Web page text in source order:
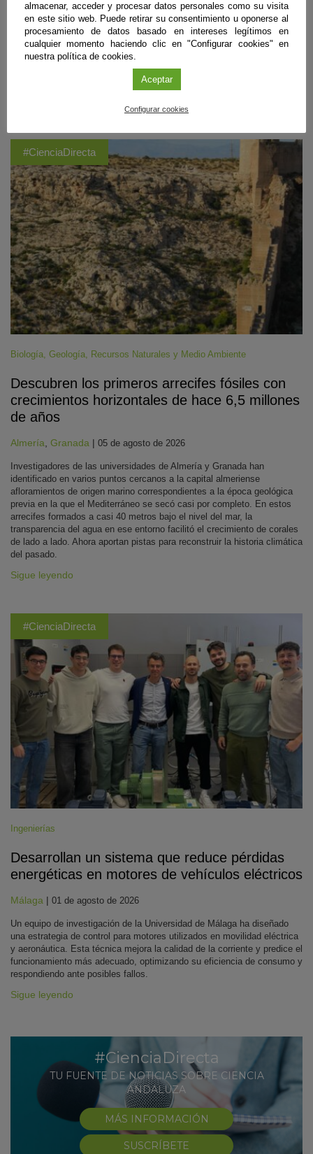
Andalucía se observará de forma parcial, y aunque el Sol no esté
totalmente oculto, los expertos recomiendan protección ocular con
gafas homologadas, evitar trucos caseros y poco efectivos como gafas
de sol convencionales, radiografías, CD o cristales ahumados, ir
debidamente equipados con agua y ropa de abrigo, así como escoger
lugares abiertos y seguros, siempre mirando al horizonte occidental
#CienciaDirecta
Biología, Geología, Recursos Naturales y Medio Ambiente
Descubren los primeros arrecifes fósiles con
crecimientos horizontales de hace 6,5 millones
de años
Almería Granada | 05 de agosto de 2026
Investigadores de las universidades de Almería y Granada han
identificado en varios puntos cercanos a la capital almeriense
afloramientos de origen marino correspondientes a la época geológica
previa en la que el Mediterráneo se secó casi por completo. En estos
arrecifes formados a casi 40 metros bajo el nivel del mar, la
transparencia del agua en ese entorno facilitó el crecimiento de corales
de lado a lado. Ahora aportan pistas para reconstruir la historia climática
del pasado.
Sigue leyendo
#CienciaDirecta
Ingenierías
Desarrollan un sistema que reduce pérdidas
energéticas en motores de vehículos eléctricos
Málaga | 01 de agosto de 2026
Un equipo de investigación de la Universidad de Málaga ha diseñado
una estrategia de control para motores utilizados en movilidad eléctrica
y aeronáutica. Esta técnica mejora la calidad de la corriente y predice el
funcionamiento más adecuado, optimizando su eficiencia de consumo y
respondiendo ante posibles fallos.
Sigue leyendo
#CienciaDirecta
TU FUENTE DE NOTICIAS SOBRE CIENCIA
ANDALUZA
MÁS INFORMACIÓN
SUSCRÍBETE
almacenar, acceder y procesar datos personales como su visita
en este sitio web. Puede retirar su consentimiento u oponerse al
procesamiento de datos basado en intereses legítimos en
cualquier momento haciendo clic en "Configurar cookies" en
nuestra política de cookies.
Aceptar
Configurar cookies